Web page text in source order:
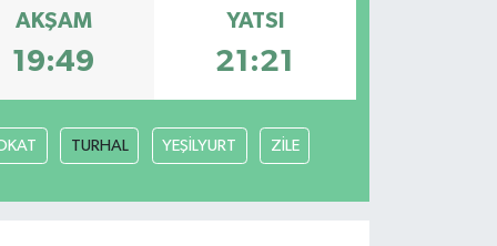
AKŞAM
19:49
YATSI
21:21
TURHAL YEŞİLYURT ZİLE